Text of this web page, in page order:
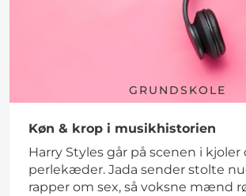
GRUNDSKOLE
Køn & krop i musikhistorien
Harry Styles går på scenen i kjoler
perlekæder. Jada sender stolte
rapper om sex, så voksne mænd